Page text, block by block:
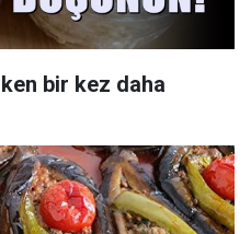
bir kez daha